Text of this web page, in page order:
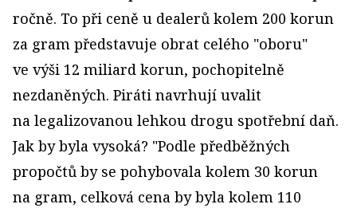
ročně. To při ceně u dealerů kolem 200 korun
za gram představuje obrat celého "oboru"
ve výši 12 miliard korun, pochopitelně
nezdaněných. Piráti navrhují uvalit
na legalizovanou lehkou drogu spotřební daň.
Jak by byla vysoká? "Podle předběžných
propočtů by se pohybovala kolem 30 korun
na gram, celková cena by byla kolem 110